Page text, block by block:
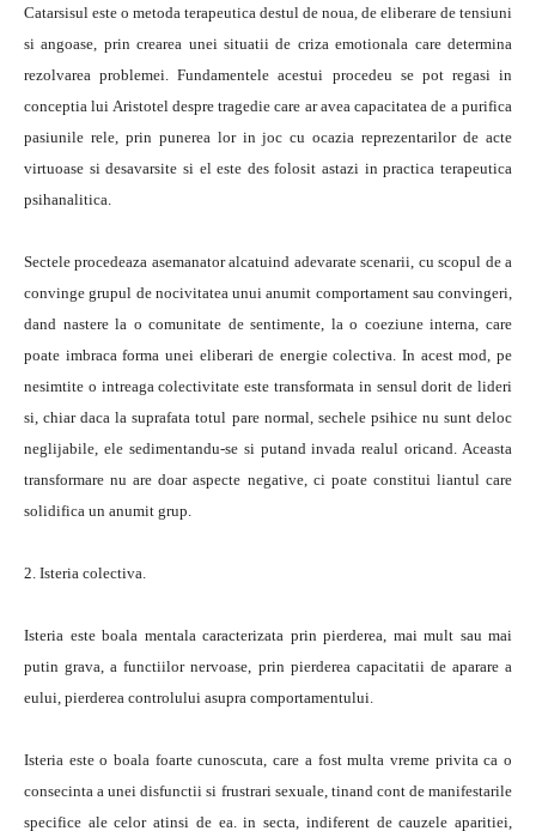
Catarsisul este o metoda terapeutica destul de noua, de eliberare de tensiuni
si angoase, prin crearea unei situatii de criza emotionala care determina
rezolvarea problemei. Fundamentele acestui procedeu se pot regasi in
conceptia lui Aristotel despre tragedie care ar avea capacitatea de a purifica
pasiunile rele, prin punerea lor in joc cu ocazia reprezentarilor de acte
virtuoase si desavarsite si el este des folosit astazi in practica terapeutica
psihanalitica.
Sectele procedeaza asemanator alcatuind adevarate scenarii, cu scopul de a
convinge grupul de nocivitatea unui anumit comportament sau convingeri,
dand nastere la o comunitate de sentimente, la o coeziune interna, care
poate imbraca forma unei eliberari de energie colectiva. In acest mod, pe
nesimtite o intreaga colectivitate este transformata in sensul dorit de lideri
si, chiar daca la suprafata totul pare normal, sechele psihice nu sunt deloc
neglijabile, ele sedimentandu-se si putand invada realul oricand. Aceasta
transformare nu are doar aspecte negative, ci poate constitui liantul care
solidifica un anumit grup.
2. Isteria colectiva.
Isteria este boala mentala caracterizata prin pierderea, mai mult sau mai
putin grava, a functiilor nervoase, prin pierderea capacitatii de aparare a
eului, pierderea controlului asupra comportamentului.
Isteria este o boala foarte cunoscuta, care a fost multa vreme privita ca o
consecinta a unei disfunctii si frustrari sexuale, tinand cont de manifestarile
specifice ale celor atinsi de ea. in secta, indiferent de cauzele aparitiei,